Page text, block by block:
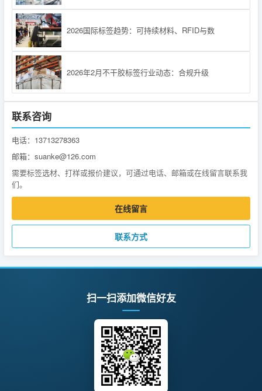
2026国际标签趋势：可持续材料、RFID与数
2026年2月不干胶标签行业动态：合规升级
联系咨询
电话：13713278363
邮箱：suanke@126.com
需要标签选材、打样或报价建议，可通过电话、邮箱或在线留言联系我
们。
在线留言
联系方式
扫一扫添加微信好友